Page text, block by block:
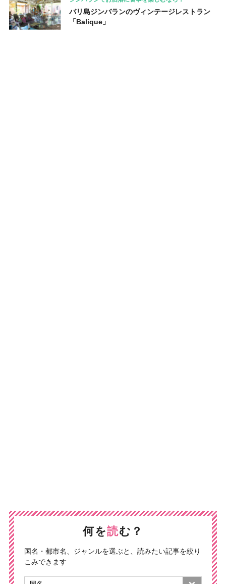
バリ島ジンバランのヴィンテージレストラン
「Balique」
何を読む？
国名・都市名、ジャンルを選ぶと、読みたい記事を絞り
こみできます